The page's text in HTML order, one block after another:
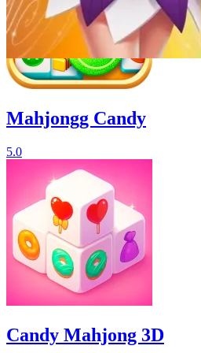
Mahjongg Candy
5.0
Candy Mahjong 3D